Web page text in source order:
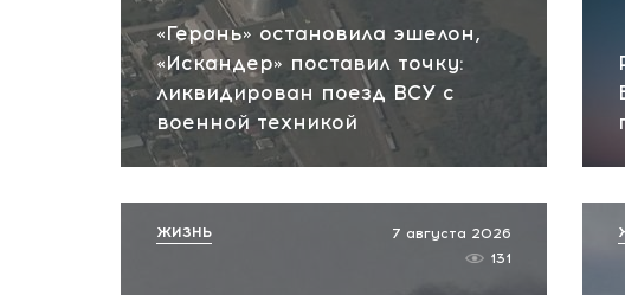
«Герань» остановила эшелон,
«Искандер» поставил точку:
ликвидирован поезд ВСУ с
военной техникой
7 августа 2026
131
ЖИЗНЬ